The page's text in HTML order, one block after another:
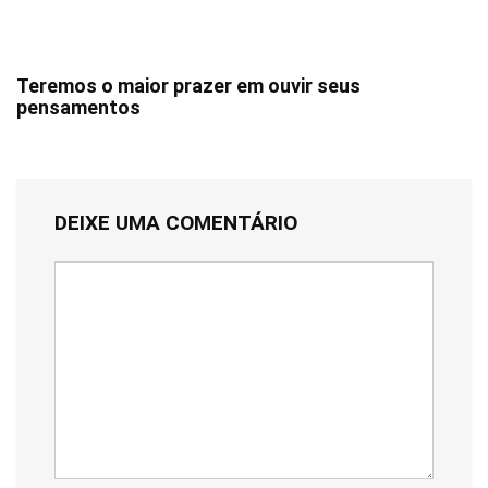
Teremos o maior prazer em ouvir seus
pensamentos
DEIXE UMA COMENTÁRIO